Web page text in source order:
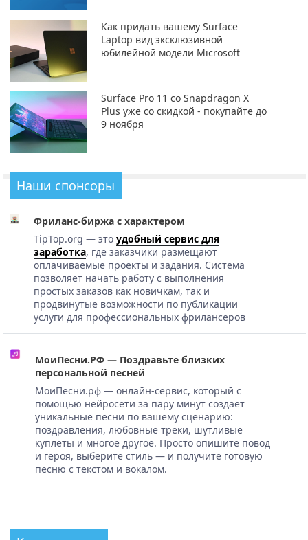
Как придать вашему Surface
Laptop вид эксклюзивной
юбилейной модели Microsoft
Surface Pro 11 со Snapdragon X
Plus уже со скидкой - покупайте до
9 ноября
Наши спонсоры
Фриланс-биржа с характером
TipTop.org — это удобный сервис для
заработка, где заказчики размещают
оплачиваемые проекты и задания. Система
позволяет начать работу с выполнения
простых заказов как новичкам, так и
продвинутые возможности по публикации
услуги для профессиональных фрилансеров
МоиПесни.РФ — Поздравьте близких
персональной песней
МоиПесни.рф — онлайн-сервис, который с
помощью нейросети за пару минут создает
уникальные песни по вашему сценарию:
поздравления, любовные треки, шутливые
куплеты и многое другое. Просто опишите повод
и героя, выберите стиль — и получите готовую
песню с текстом и вокалом.